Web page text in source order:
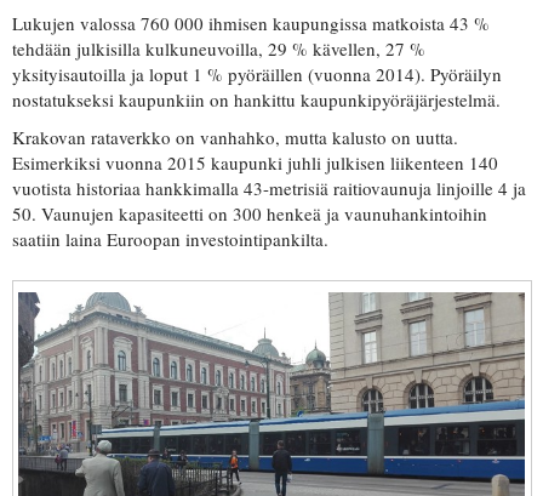
Lukujen valossa 760 000 ihmisen kaupungissa matkoista 43 %
tehdään julkisilla kulkuneuvoilla, 29 % kävellen, 27 %
yksityisautoilla ja loput 1 % pyöräillen (vuonna 2014). Pyöräilyn
nostatukseksi kaupunkiin on hankittu kaupunkipyöräjärjestelmä.
Krakovan rataverkko on vanhahko, mutta kalusto on uutta.
Esimerkiksi vuonna 2015 kaupunki juhli julkisen liikenteen 140
vuotista historiaa hankkimalla 43-metrisiä raitiovaunuja linjoille 4 ja
50. Vaunujen kapasiteetti on 300 henkeä ja vaunuhankintoihin
saatiin laina Euroopan investointipankilta.